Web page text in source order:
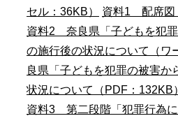
セル：36KB）
資料1 配席図
資料2 奈良県「子どもを犯罪
の施行後の状況について（ワ
良県「子どもを犯罪の被害か
状況について（PDF：132KB）
資料3 第二段階「犯罪行為